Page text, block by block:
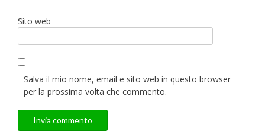
Sito web
Salva il mio nome, email e sito web in questo browser
per la prossima volta che commento.